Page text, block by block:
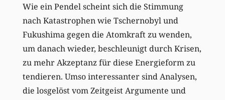
Wie ein Pendel scheint sich die Stimmung
nach Katastrophen wie Tschernobyl und
Fukushima gegen die Atomkraft zu wenden,
um danach wieder, beschleunigt durch Krisen,
zu mehr Akzeptanz für diese Energieform zu
tendieren. Umso interessanter sind Analysen,
die losgelöst vom Zeitgeist Argumente und